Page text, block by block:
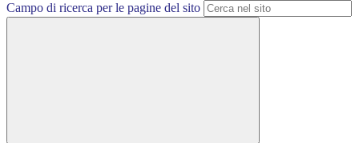
Campo di ricerca per le pagine del sito